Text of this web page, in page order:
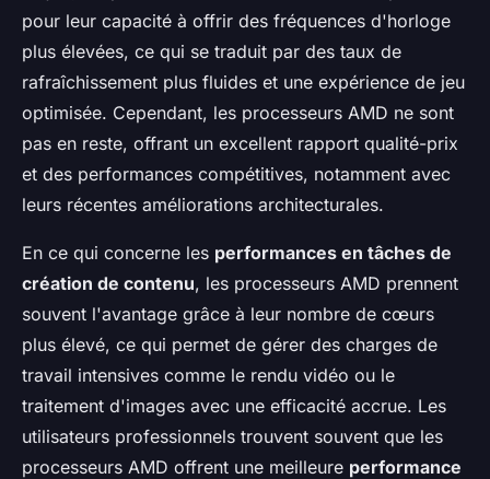
pour leur capacité à offrir des fréquences d'horloge
plus élevées, ce qui se traduit par des taux de
rafraîchissement plus fluides et une expérience de jeu
optimisée. Cependant, les processeurs AMD ne sont
pas en reste, offrant un excellent rapport qualité-prix
et des performances compétitives, notamment avec
leurs récentes améliorations architecturales.
En ce qui concerne les performances en tâches de
création de contenu, les processeurs AMD prennent
souvent l'avantage grâce à leur nombre de cœurs
plus élevé, ce qui permet de gérer des charges de
travail intensives comme le rendu vidéo ou le
traitement d'images avec une efficacité accrue. Les
utilisateurs professionnels trouvent souvent que les
processeurs AMD offrent une meilleure performance